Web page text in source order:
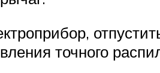
точного